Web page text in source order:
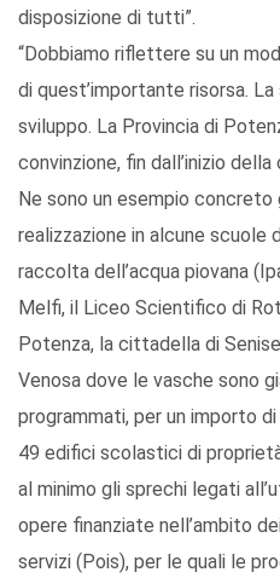
disposizione di tutti”.
“Dobbiamo riflettere su un
di quest’importante risorsa.
sviluppo. La Provincia di
convinzione, fin dall’inizio
Ne sono un esempio
realizzazione in alcune scuole
raccolta dell’acqua piovana
Melfi, il Liceo Scientifico di
Potenza, la cittadella di
Venosa dove le vasche sono
programmati, per un importo
49 edifici scolastici di
al minimo gli sprechi legati
opere finanziate nell’ambito
servizi (Pois), per le quali le